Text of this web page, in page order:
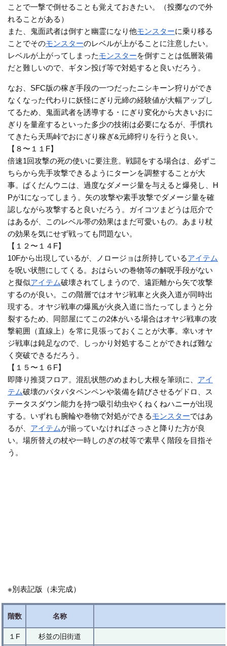
ことで一撃で倒せることも覚えておきたい。（投擲なので外
れることがある）
また、鬼面武者は倒すと幽霊になり他モンスターに乗り移る
ことでそのモンスターのレベルが上がることに注意したい。
レベルが上がってしまったモンスターを倒すことは低層装備
だと難しいので、ギタン投げ等で対処すると良いだろう。
なお、SFC版の稼ぎ手段の一つだったニシキーン狩りができ
なくなった代わりに妖怪にぎり元締の経験値が大幅アップし
てるため、鬼面武者を誘導する・にぎり変化から大きいおに
ぎりを量産するといった多少の技術は必要になるが、手慣れ
てきたら天馬峠でおにぎり稼ぎ&元締狩りを行うと良い。
【８〜１１F】
倍速1回攻撃の死の使いに要注意。戦闘をする場合は、必ずこ
ちらから先手攻撃できるようにターンを調整することが大
事。ばくだんウニは、過度なダメージ量を与えると爆発し、H
Pが1になってしまう。矢の攻撃や素手攻撃でダメージ量を確
認しながら攻撃すると良いだろう。ガイコツまどうは厄介で
はあるが、このレベル帯の効果はまだ可愛いもの。あまり杖
の効果を気にせず戦っても問題ない。
【１２〜１４F】
10Fから出現しているが、ノロージョは所持しているアイテム
を呪い状態にしてくる。おはらいの巻物等の解呪手段がない
と擬似アイテム破壊されてしまうので、遠距離から矢で攻撃
するのが良い。この階層ではオヤジ戦車と火炎入道が同時出
現する。オヤジ戦車の爆風が火炎入道に当たってしまうと分
裂するため、同部屋にてこの2体がいる場合はオヤジ戦車の攻
撃範囲（直線上）を常に見張っておくことが大事。幸いオヤ
ジ戦車は鈍足なので、しっかり対処することができれば難な
く突破できるだろう。
【１５〜１６F】
即降り推奨フロア。混乱状態のめまわし大根を筆頭に、 アイ
テム破壊のパタパタペンペンや装備を錆びさせるゲドロ、ス
テータスダウン能力を持つ吸引幼虫やくねくねハニーが出現
する。いずれも腕輪や巻物で対処ができるモンスターではあ
るが、 アイテムが揃っていなければさっさと降りた方が良
い。場所替えの杖や一時しのぎの杖等で素早く階段を目指そ
う。
※別表記版（未完成）
階数 名称
１F 杉並の旧街道